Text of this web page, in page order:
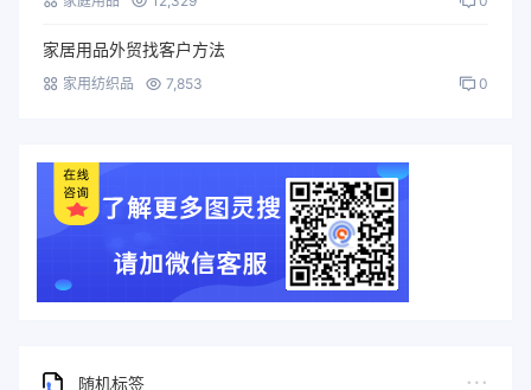
家居用品外贸找客户方法
家用纺织品 7,853 0
随机标签